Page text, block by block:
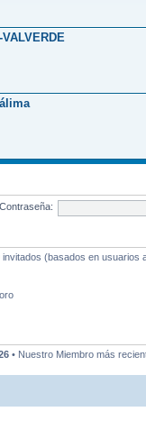
Contraseña:
(basados en usuarios
• Nuestro Miembro más